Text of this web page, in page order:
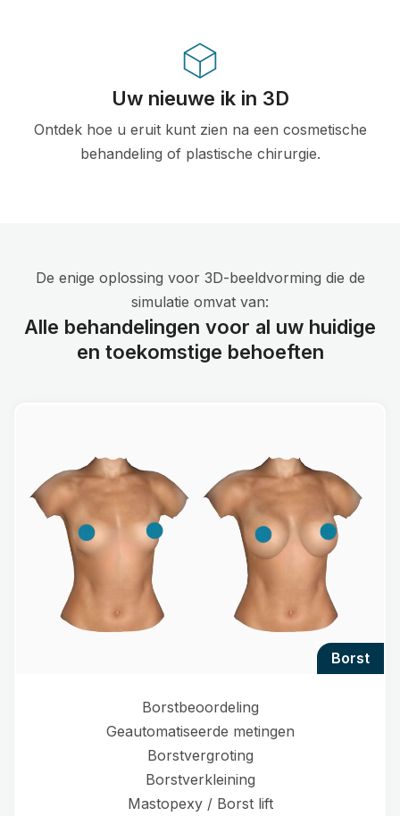
Uw nieuwe ik in 3D
Ontdek hoe u eruit kunt zien na een cosmetische
behandeling of plastische chirurgie.
De enige oplossing voor 3D-beeldvorming die de
simulatie omvat van:
Alle behandelingen voor al uw huidige
en toekomstige behoeften
borst
Borstbeoordeling
Geautomatiseerde metingen
Borstvergroting
Borstverkleining
Mastopexy / Borst lift